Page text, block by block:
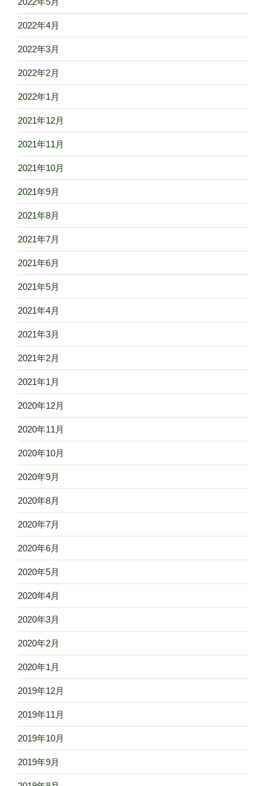
2022年4月
2022年3月
2022年2月
2022年1月
2021年12月
2021年11月
2021年10月
2021年9月
2021年8月
2021年7月
2021年6月
2021年5月
2021年4月
2021年3月
2021年2月
2021年1月
2020年12月
2020年11月
2020年10月
2020年9月
2020年8月
2020年7月
2020年6月
2020年5月
2020年4月
2020年3月
2020年2月
2020年1月
2019年12月
2019年11月
2019年10月
2019年9月